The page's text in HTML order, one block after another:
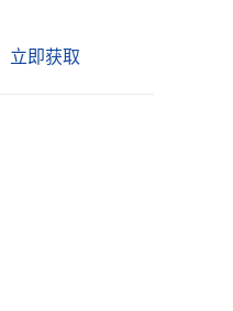
立即获取